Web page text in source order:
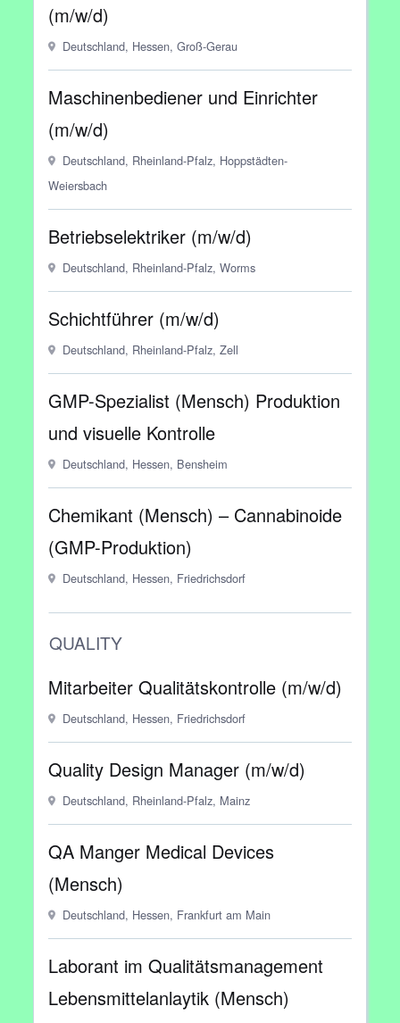
(m/w/d)
Deutschland, Hessen, Groß-Gerau
Maschinenbediener und Einrichter
(m/w/d)
Deutschland, Rheinland-Pfalz, Hoppstädten-
Weiersbach
Betriebselektriker (m/w/d)
Deutschland, Rheinland-Pfalz, Worms
Schichtführer (m/w/d)
Deutschland, Rheinland-Pfalz, Zell
GMP-Spezialist (Mensch) Produktion
und visuelle Kontrolle
Deutschland, Hessen, Bensheim
Chemikant (Mensch) – Cannabinoide
(GMP-Produktion)
Deutschland, Hessen, Friedrichsdorf
QUALITY
Mitarbeiter Qualitätskontrolle (m/w/d)
Deutschland, Hessen, Friedrichsdorf
Quality Design Manager (m/w/d)
Deutschland, Rheinland-Pfalz, Mainz
QA Manger Medical Devices
(Mensch)
Deutschland, Hessen, Frankfurt am Main
Laborant im Qualitätsmanagement
Lebensmittelanlaytik (Mensch)